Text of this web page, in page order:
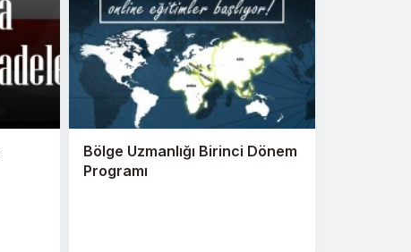
Bölge Uzmanlığı Birinci Dönem
Programı